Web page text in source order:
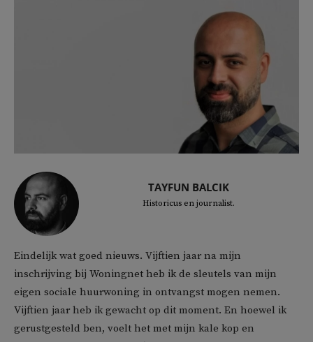
TAYFUN BALCIK
Historicus en journalist.
Eindelijk wat goed nieuws. Vijftien jaar na mijn
inschrijving bij Woningnet heb ik de sleutels van mijn
eigen sociale huurwoning in ontvangst mogen nemen.
Vijftien jaar heb ik gewacht op dit moment. En hoewel ik
gerustgesteld ben, voelt het met mijn kale kop en